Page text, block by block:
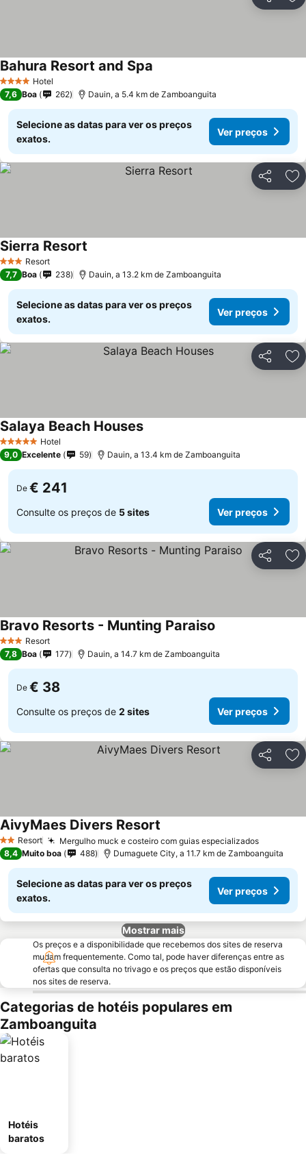
4 EstrelasHotel
Bahura Resort and Spa
7,6 Boa 262 Dauin, a 5.4 km de Zamboanguita
Selecione as datas para ver os preços
exatos.
Ver preços
Partilhar
3 EstrelasResort
Sierra Resort
7,7 Boa 238 Dauin, a 13.2 km de Zamboanguita
Selecione as datas para ver os preços
exatos.
Ver preços
Partilhar
5 Estrelas Hotel
Salaya Beach Houses
9,0 Excelente 59 Dauin, a 13.4 km de Zamboanguita
De € 241
Consulte os preços de 5 sites Ver preços
Partilhar
3 EstrelasResort
Bravo Resorts - Munting Paraiso
7,8 Boa 177 Dauin, a 14.7 km de Zamboanguita
De € 38
Consulte os preços de 2 sites Ver preços
Partilhar
2 Estrelas
Resort Mergulho muck e costeiro com guias especializados
AivyMaes Divers Resort
8,4 Muito boa 488 Dumaguete City, a 11.7 km de Zamboanguita
Selecione as datas para ver os preços
exatos.
Ver preços
Mostrar mais
Os preços e a disponibilidade que recebemos dos sites de reserva
mudam frequentemente. Como tal, pode haver diferenças entre as
ofertas que consulta no trivago e os preços que estão disponíveis
nos sites de reserva.
Categorias de hotéis populares em
Zamboanguita
Hotéis
baratos